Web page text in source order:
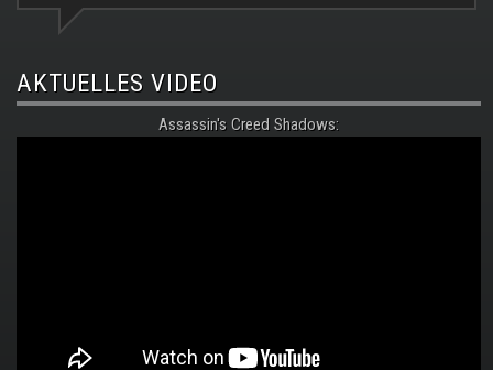
AKTUELLES VIDEO
Assassin's Creed Shadows: